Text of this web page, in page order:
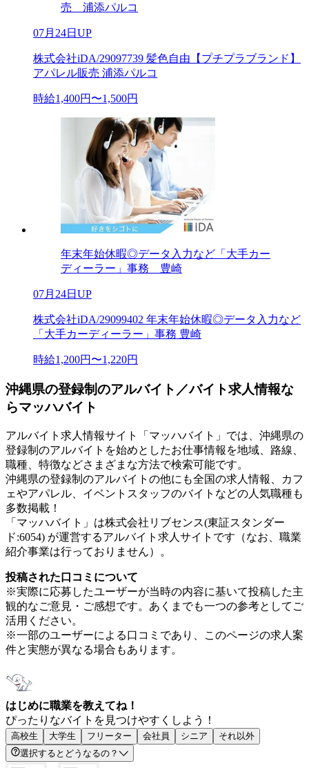
売 浦添パルコ
07月24日UP
株式会社iDA/29097739 髪色自由【プチプラブランド】
アパレル販売 浦添パルコ
時給1,400円〜1,500円
年末年始休暇◎データ入力など「大手カー
ディーラー」事務 豊崎
07月24日UP
株式会社iDA/29099402 年末年始休暇◎データ入力など
「大手カーディーラー」事務 豊崎
時給1,200円〜1,220円
沖縄県の登録制のアルバイト／バイト求人情報な
らマッハバイト
アルバイト求人情報サイト「マッハバイト」では、沖縄県の
登録制のアルバイトを始めとしたお仕事情報を地域、路線、
職種、特徴などさまざまな方法で検索可能です。
沖縄県の登録制のアルバイトの他にも全国の求人情報、カフ
ェやアパレル、イベントスタッフのバイトなどの人気職種も
多数掲載！
「マッハバイト」は株式会社リブセンス(東証スタンダー
ド:6054) が運営するアルバイト求人サイトです（なお、職業
紹介事業は行っておりません）。
投稿された口コミについて
※実際に応募したユーザーが当時の内容に基いて投稿した主
観的なご意見・ご感想です。あくまでも一つの参考としてご
活用ください。
※一部のユーザーによる口コミであり、このページの求人案
件と実態が異なる場合もあります。
はじめに職業を教えてね！
ぴったりなバイトを見つけやすくしよう！
高校生 大学生 フリーター 会社員 シニア
それ以外
選択するとどうなるの？